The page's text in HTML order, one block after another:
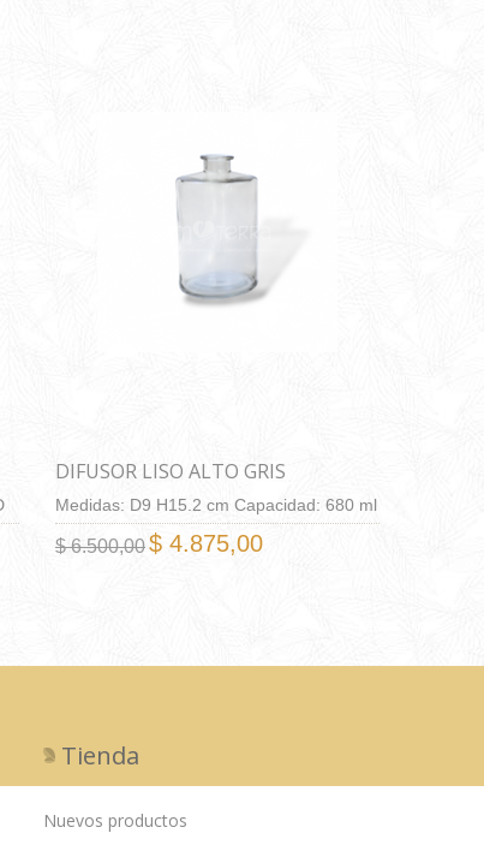
DIFUSOR LISO ALTO GRIS
Medidas: D9 H15.2 cm Capacidad: 680 ml
$ 6.500,00$ 4.875,00
Tienda
Nuevos productos